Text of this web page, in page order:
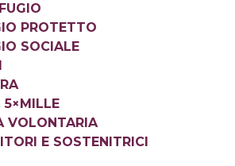
PROTETTO
SOCIALE
5×MILLE
VOLONTARIA
E SOSTENITRICI